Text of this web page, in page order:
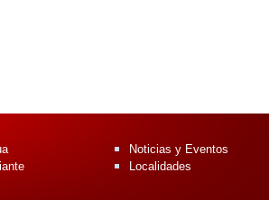
Noticias y Eventos
Localidades